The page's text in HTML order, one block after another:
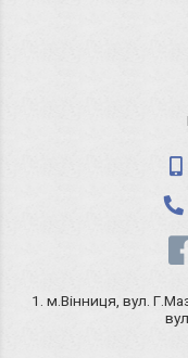
1. м.Вінниця, вул.